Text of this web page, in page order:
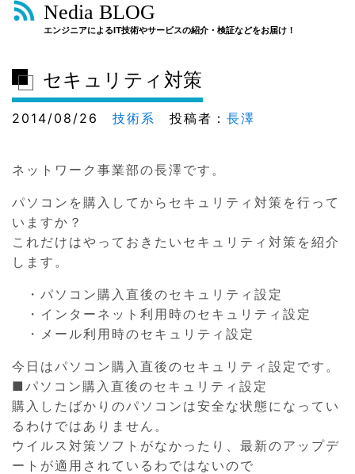
Nedia BLOG
エンジニアによるIT技術やサービスの紹介・検証などをお届け！
セキュリティ対策
2014/08/26 技術系 投稿者： 長澤
ネットワーク事業部の長澤です。
パソコンを購入してからセキュリティ対策を行って
いますか？
これだけはやっておきたいセキュリティ対策を紹介
します。
・パソコン購入直後のセキュリティ設定
・インターネット利用時のセキュリティ設定
・メール利用時のセキュリティ設定
今日はパソコン購入直後のセキュリティ設定です。
■パソコン購入直後のセキュリティ設定
購入したばかりのパソコンは安全な状態になってい
るわけではありません。
ウイルス対策ソフトがなかったり、最新のアップデ
ートが適用されているわではないので